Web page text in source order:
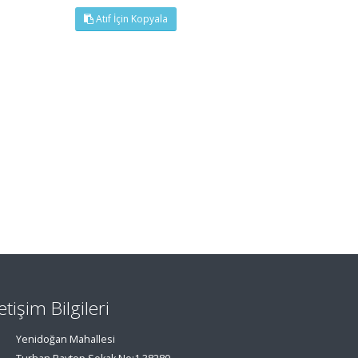
Atıf İçin Kopyala
Bilgileri
Yenidoğan Mahallesi